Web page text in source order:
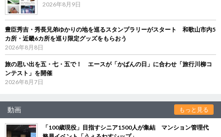
2026年8月9日
豊臣秀吉・秀長兄弟ゆかりの地を巡るスタンプラリーがスタート 和歌山市内5
カ所・近畿6カ所を巡り限定グッズをもらおう
2026年8月8日
旅の思い出を五・七・五で！ エースが「かばんの日」に合わせ「旅行川柳コ
ンテスト」を開催
2026年8月7日
動画 もっと見る
「100歳現役」目指すシニア1500人が集結 マンション管理代